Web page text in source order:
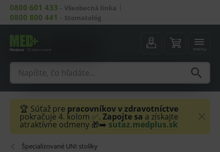
0800 601 433 – Všeobecná linka
0800 800 441 – Stomatológ
menu
🏆 Súťaž pre pracovníkov v zdravotníctve
pokračuje 4. kolom ✅. Zapojte sa a získajte
atraktívne odmeny 🎁➡️ sutaz.medplus.sk
Špecializované UNI stolíky